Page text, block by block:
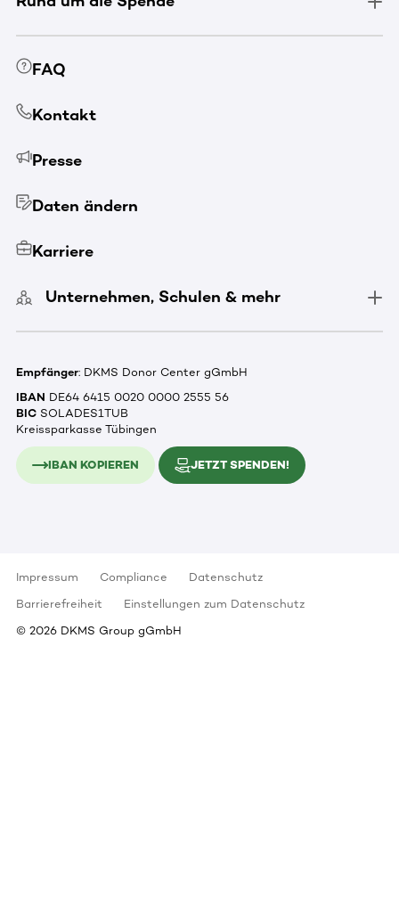
FAQ
Kontakt
Presse
Daten ändern
Karriere
Unternehmen, Schulen & mehr
Empfänger: DKMS Donor Center gGmbH
IBAN DE64 6415 0020 0000 2555 56
BIC SOLADES1TUB
Kreissparkasse Tübingen
IBAN KOPIEREN JETZT SPENDEN!
Impressum Compliance
Datenschutz
Barrierefreiheit
Einstellungen zum Datenschutz
© 2026 DKMS Group gGmbH